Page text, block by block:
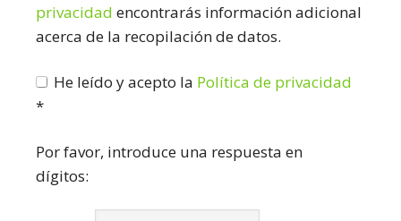
privacidad encontrarás información adicional
acerca de la recopilación de datos.
He leído y acepto la Política de privacidad
*
Por favor, introduce una respuesta en
dígitos: